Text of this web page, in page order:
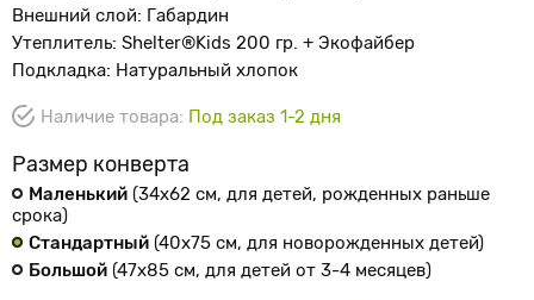
Внешний слой: Габардин
Утеплитель: Shelter®Kids 200 гр. + Экофайбер
Подкладка: Натуральный хлопок
Наличие товара: Под заказ 1-2 дня
Размер конверта
Маленький (34х62 см, для детей, рожденных раньше
срока)
Стандартный (40х75 см, для новорожденных детей)
Большой (47х85 см, для детей от 3-4 месяцев)